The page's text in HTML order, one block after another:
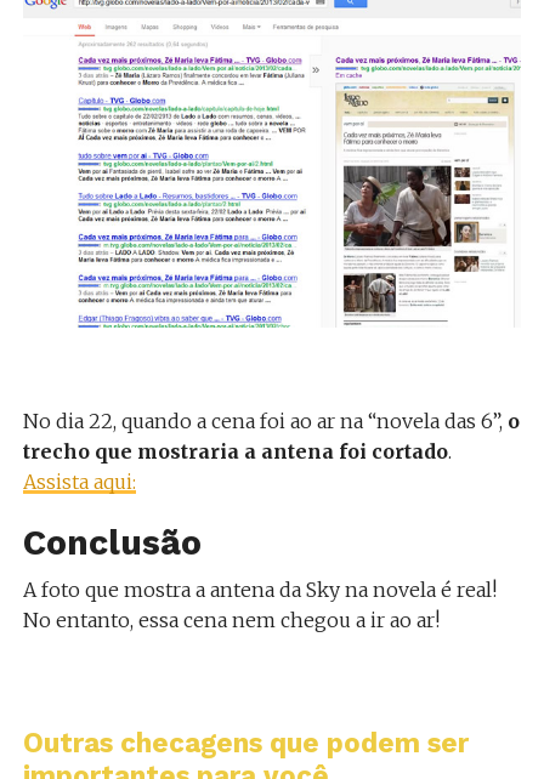
No dia 22, quando a cena foi ao ar na “novela das 6”, o
trecho que mostraria a antena foi cortado.
Assista aqui:
Conclusão
A foto que mostra a antena da Sky na novela é real!
No entanto, essa cena nem chegou a ir ao ar!
Outras checagens que podem ser